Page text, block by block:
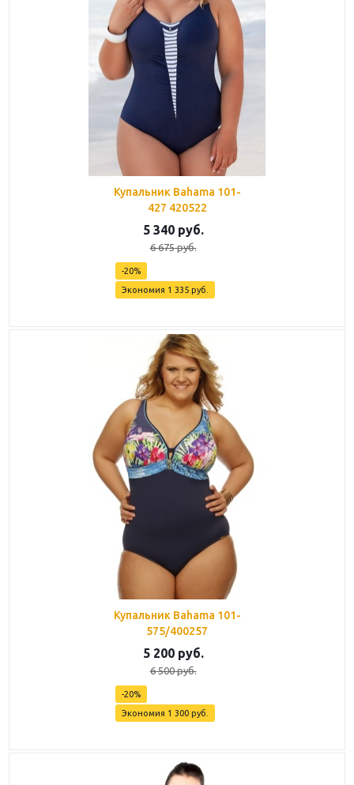
Купальник Bahama 101-
427 420522
5 340руб.
6 675руб.
-20%
Экономия 1 335руб.
Купальник Bahama 101-
575/400257
5 200руб.
6 500руб.
-20%
Экономия 1 300руб.